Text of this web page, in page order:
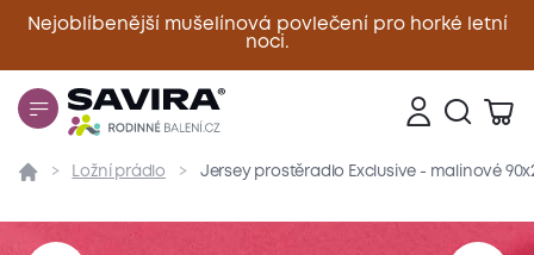
Nejoblíbenější mušelínová povlečení pro horké letní
noci.
Zavřít
Přehled Parametry Popis produktu Materiál
Ložní prádlo Jersey prostěradlo Exclusive - malinové